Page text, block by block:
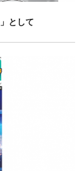
として